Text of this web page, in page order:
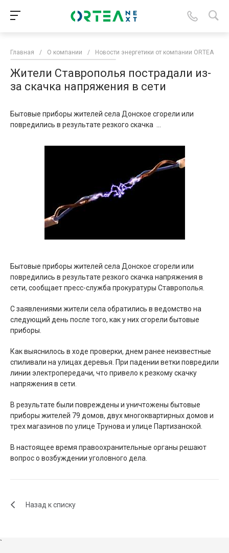
Главная / О компании / Новости энергетики от компании ORTEA
Жители Ставрополья пострадали из-
за скачка напряжения в сети
Бытовые приборы жителей села Донское сгорели или
повредились в результате резкого скачка ...
Бытовые приборы жителей села Донское сгорели или
повредились в результате резкого скачка напряжения в
сети, сообщает пресс-служба прокуратуры Ставрополья.
С заявлениями жители села обратились в ведомство на
следующий день после того, как у них сгорели бытовые
приборы.
Как выяснилось в ходе проверки, днем ранее неизвестные
спиливали на улицах деревья. При падении ветки повредили
линии электропередачи, что привело к резкому скачку
напряжения в сети.
В результате были повреждены и уничтожены бытовые
приборы жителей 79 домов, двух многоквартирных домов и
трех магазинов по улице Трунова и улице Партизанской.
В настоящее время правоохранительные органы решают
вопрос о возбуждении уголовного дела.
Назад к списку
`